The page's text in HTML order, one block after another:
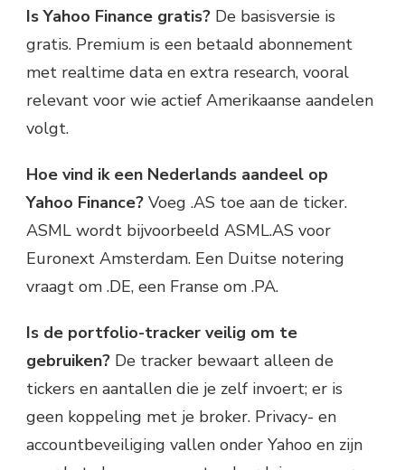
Is Yahoo Finance gratis? De basisversie is
gratis. Premium is een betaald abonnement
met realtime data en extra research, vooral
relevant voor wie actief Amerikaanse aandelen
volgt.
Hoe vind ik een Nederlands aandeel op
Yahoo Finance? Voeg .AS toe aan de ticker.
ASML wordt bijvoorbeeld ASML.AS voor
Euronext Amsterdam. Een Duitse notering
vraagt om .DE, een Franse om .PA.
Is de portfolio-tracker veilig om te
gebruiken? De tracker bewaart alleen de
tickers en aantallen die je zelf invoert; er is
geen koppeling met je broker. Privacy- en
accountbeveiliging vallen onder Yahoo en zijn